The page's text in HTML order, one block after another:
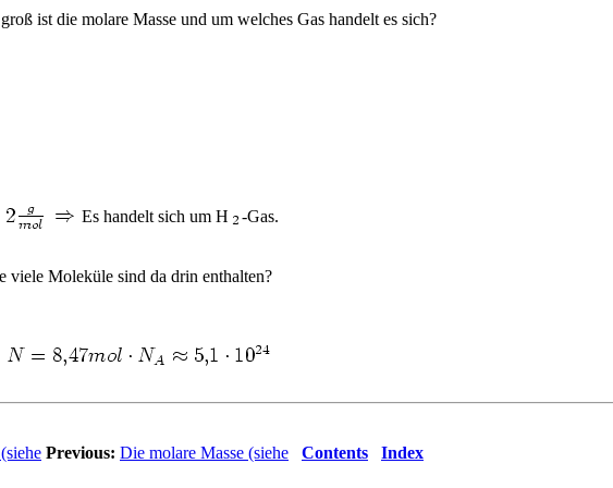
ist die molare Masse und um welches Gas handelt es sich?
Es handelt sich um H -Gas.
viele Moleküle sind da drin enthalten?
Previous: Die molare Masse (siehe Contents
Index